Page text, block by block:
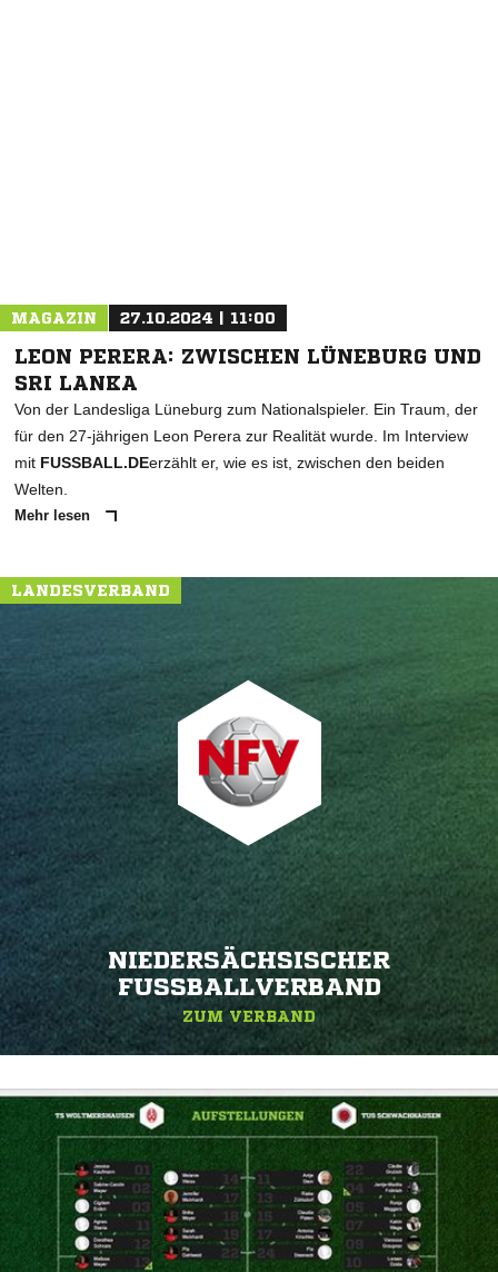
MAGAZIN 27.10.2024 | 11:00
LEON PERERA: ZWISCHEN LÜNEBURG UND
SRI LANKA
Von der Landesliga Lüneburg zum Nationalspieler. Ein Traum, der
für den 27-jährigen Leon Perera zur Realität wurde. Im Interview
mit FUSSBALL.DEerzählt er, wie es ist, zwischen den beiden
Welten.
Mehr lesen
LANDESVERBAND
NIEDERSÄCHSISCHER
FUSSBALLVERBAND
ZUM VERBAND